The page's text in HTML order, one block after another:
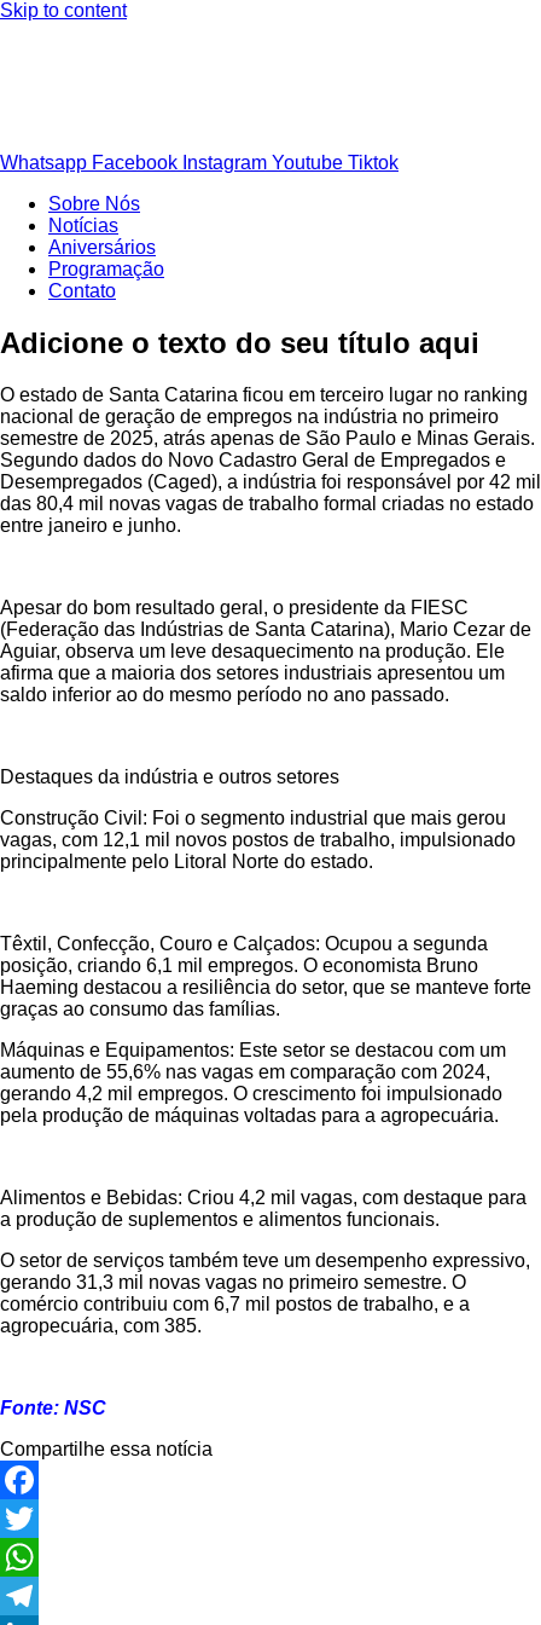
Skip to content
Whatsapp Facebook Instagram Youtube Tiktok
Sobre Nós
Notícias
Aniversários
Programação
Contato
Adicione o texto do seu título aqui
O estado de Santa Catarina ficou em terceiro lugar no ranking
nacional de geração de empregos na indústria no primeiro
semestre de 2025, atrás apenas de São Paulo e Minas Gerais.
Segundo dados do Novo Cadastro Geral de Empregados e
Desempregados (Caged), a indústria foi responsável por 42 mil
das 80,4 mil novas vagas de trabalho formal criadas no estado
entre janeiro e junho.
Apesar do bom resultado geral, o presidente da FIESC
(Federação das Indústrias de Santa Catarina), Mario Cezar de
Aguiar, observa um leve desaquecimento na produção. Ele
afirma que a maioria dos setores industriais apresentou um
saldo inferior ao do mesmo período no ano passado.
Destaques da indústria e outros setores
Construção Civil: Foi o segmento industrial que mais gerou
vagas, com 12,1 mil novos postos de trabalho, impulsionado
principalmente pelo Litoral Norte do estado.
Têxtil, Confecção, Couro e Calçados: Ocupou a segunda
posição, criando 6,1 mil empregos. O economista Bruno
Haeming destacou a resiliência do setor, que se manteve forte
graças ao consumo das famílias.
Máquinas e Equipamentos: Este setor se destacou com um
aumento de 55,6% nas vagas em comparação com 2024,
gerando 4,2 mil empregos. O crescimento foi impulsionado
pela produção de máquinas voltadas para a agropecuária.
Alimentos e Bebidas: Criou 4,2 mil vagas, com destaque para
a produção de suplementos e alimentos funcionais.
O setor de serviços também teve um desempenho expressivo,
gerando 31,3 mil novas vagas no primeiro semestre. O
comércio contribuiu com 6,7 mil postos de trabalho, e a
agropecuária, com 385.
Fonte: NSC
Compartilhe essa notícia
Facebook
Twitter
WhatsApp